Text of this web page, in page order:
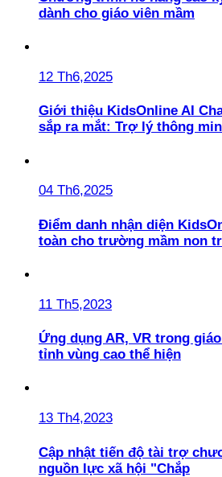
dành cho giáo viên mầm
12 Th6,2025
Giới thiệu KidsOnline AI
sắp ra mắt: Trợ lý thông
04 Th6,2025
Điểm danh nhận diện
toàn cho trường mầm non
11 Th5,2023
Ứng dụng AR, VR trong
tỉnh vùng cao thể hiện
13 Th4,2023
Cập nhật tiến độ tài trợ
nguồn lực xã hội "Chắp